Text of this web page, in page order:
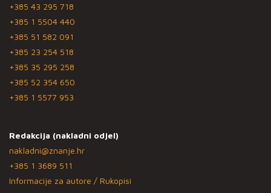
+385 43 295 718
+385 1 5504 440
+385 51 582 091
+385 23 254 518
+385 35 295 258
+385 52 354 650
+385 1 5577 953
Redakcija (nakladni odjel)
nakladni@znanje.hr
+385 1 3689 511
Informacije za autore / Rukopisi